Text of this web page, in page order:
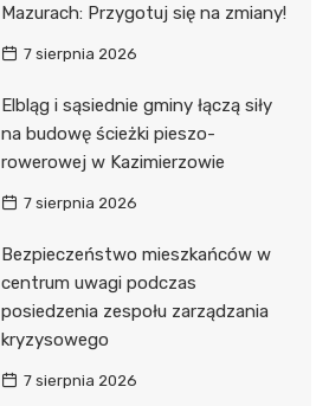
Mazurach: Przygotuj się na zmiany!
7 sierpnia 2026
Elbląg i sąsiednie gminy łączą siły
na budowę ścieżki pieszo-
rowerowej w Kazimierzowie
7 sierpnia 2026
Bezpieczeństwo mieszkańców w
centrum uwagi podczas
posiedzenia zespołu zarządzania
kryzysowego
7 sierpnia 2026